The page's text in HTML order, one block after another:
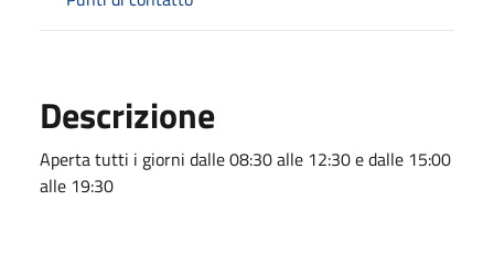
Descrizione
Aperta tutti i giorni dalle 08:30 alle 12:30 e dalle 15:00
alle 19:30